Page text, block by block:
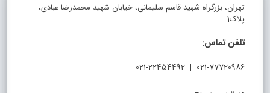
تهران، بزرگراه شهید قاسم سلیمانی، خیابان شهید محمدرضا عبادی،
پلاک1
تلفن تماس:
021-77720986 | 021-22454492